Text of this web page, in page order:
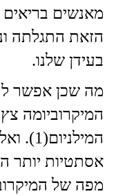
מאנשים
הזאת התגלתה
בעידן שלנו.
מה שכן אפשר
המיקרוביומה
אסתטיות יותר
מפה של